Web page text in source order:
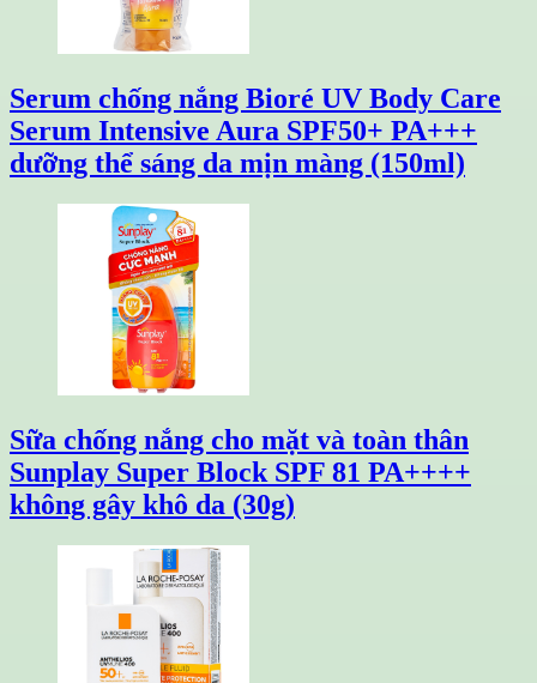
Serum chống nắng Bioré UV Body Care
Serum Intensive Aura SPF50+ PA+++
dưỡng thể sáng da mịn màng (150ml)
Sữa chống nắng cho mặt và toàn thân
Sunplay Super Block SPF 81 PA++++
không gây khô da (30g)